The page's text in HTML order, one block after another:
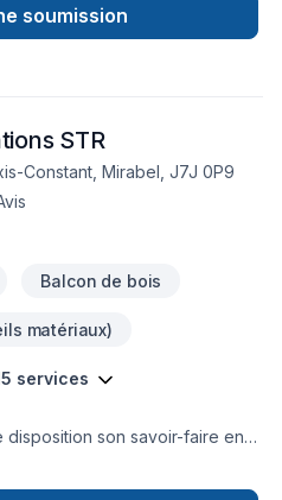
Maçonnerie, Margelle,
sol dans les secteurs de Centre
et l'efficacité pour bâtir
nos clients. Transformons
Contactez-nous dès
soumission
STR
Constant, Mirabel, J7J 0P9
Balcon de bois
matériaux)
services
disposition son savoir-faire en
Foyer et poêle, Gypse,